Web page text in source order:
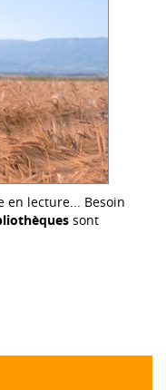
en lecture... Besoin
sont